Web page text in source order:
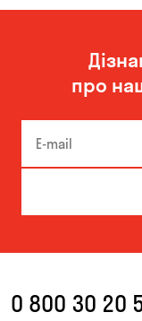
про
0 800 30 20